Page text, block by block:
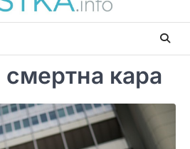
смертна кара